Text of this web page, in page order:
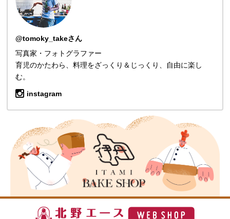
@tomoky_takeさん
写真家・フォトグラファー
育児のかたわら、料理をざっくり＆じっくり、自由に楽し
む。
instagram